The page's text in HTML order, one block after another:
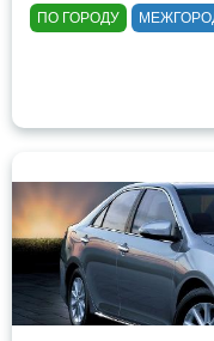
ПО ГОРОДУ